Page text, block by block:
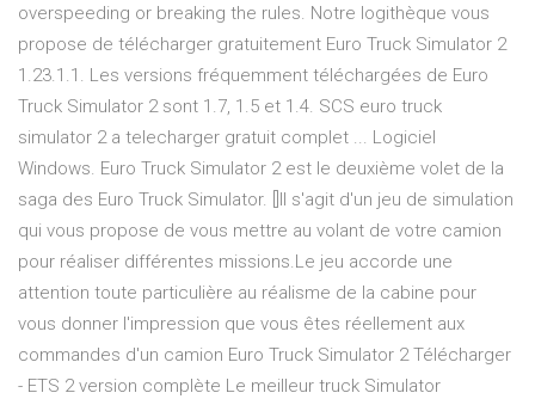
overspeeding or breaking the rules. Notre logithèque vous
propose de télécharger gratuitement Euro Truck Simulator 2
1.23.1.1. Les versions fréquemment téléchargées de Euro
Truck Simulator 2 sont 1.7, 1.5 et 1.4. SCS euro truck
simulator 2 a telecharger gratuit complet ... Logiciel
Windows. Euro Truck Simulator 2 est le deuxième volet de la
saga des Euro Truck Simulator. []Il s'agit d'un jeu de simulation
qui vous propose de vous mettre au volant de votre camion
pour réaliser différentes missions.Le jeu accorde une
attention toute particulière au réalisme de la cabine pour
vous donner l'impression que vous êtes réellement aux
commandes d'un camion Euro Truck Simulator 2 Télécharger
- ETS 2 version complète Le meilleur truck Simulator